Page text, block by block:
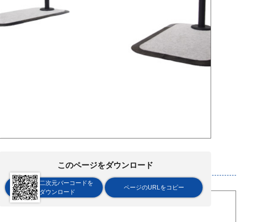
このページをダウンロード
二次元バーコードを
ダウンロード
ページのURLをコピー
隔10段階調整）